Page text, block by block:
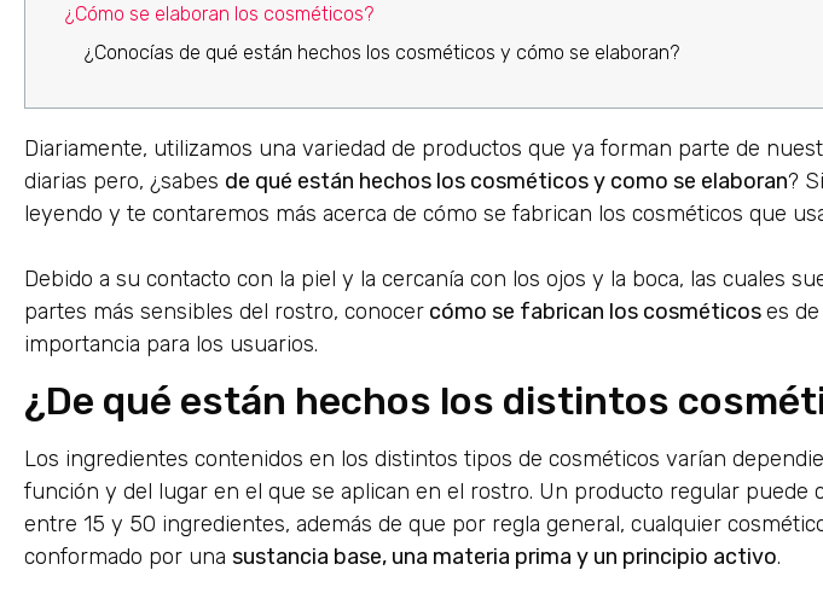
¿Cómo se elaboran los cosméticos?
¿Conocías de qué están hechos los cosméticos y cómo se elaboran?
Diariamente, utilizamos una variedad de productos que ya forman parte de
diarias pero, ¿sabes de qué están hechos los cosméticos y como se elaboran?
leyendo y te contaremos más acerca de cómo se fabrican los cosméticos que
Debido a su contacto con la piel y la cercanía con los ojos y la boca, las cuales
partes más sensibles del rostro, conocer cómo se fabrican los cosméticoses
importancia para los usuarios.
¿De qué están hechos los distintos
Los ingredientes contenidos en los distintos tipos de cosméticos varían
función y del lugar en el que se aplican en el rostro. Un producto regular puede
entre 15 y 50 ingredientes, además de que por regla general, cualquier
conformado por una sustancia base, una materia prima y un principio activo.